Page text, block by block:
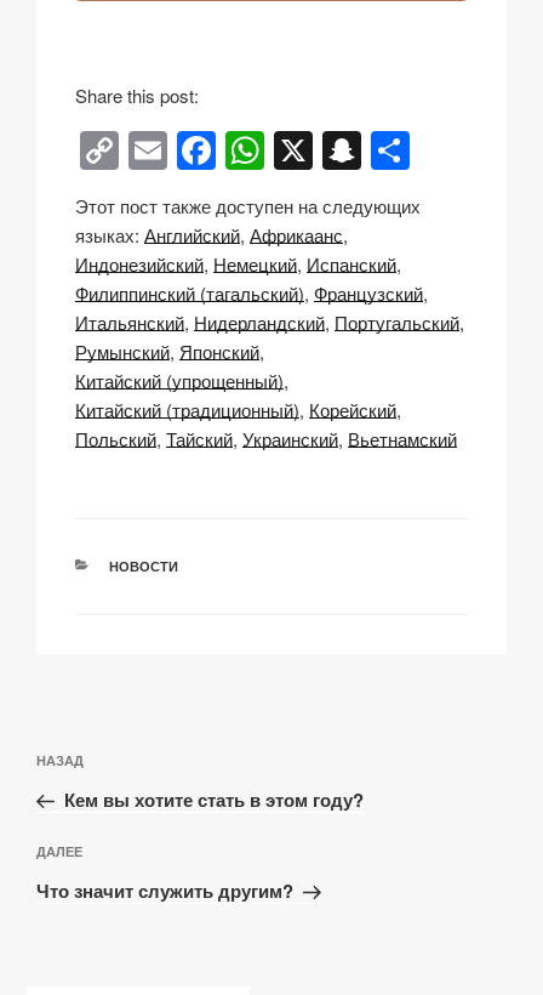
Share this post:
C
o
p
y
Li
n
k
E
m
ail
F
a
c
e
b
o
o
k
W
h
at
s
A
p
p
X S
n
a
p
c
h
тп
р
в
и
Этот пост также доступен на следующих
языках: Английский Африкаанс
Индонезийский Немецкий Испанский
Филиппинский (тагальский) Французский
Итальянский Нидерландский Португальский
Румынский Японский
Китайский (упрощенный)
Китайский (традиционный) Корейский
Польский Тайский Украинский Вьетнамский
РУБРИКИ
НОВОСТИ
по
записям
Предыдущая
запись:
НАЗАД
Кем вы хотите стать в этом году?
Следующая
запись
ДАЛЕЕ
Что значит служить другим?